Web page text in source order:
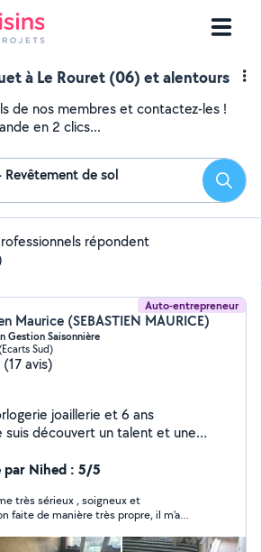
à Le Rouret (06) et alentours
de nos membres et contactez-les !
en 2 clics...
Revêtement de sol
répondent
Auto-entrepreneur
Maurice (SEBASTIEN MAURICE)
Gestion Saisonnière
Sud)
(17 avis)
joaillerie et 6 ans
suis découvert un talent et une
saisonnière. j'ai donc créer
Vente et Gestion
les personnes, qui souhaitent
et en dégager des bénéfices
par Nihed : 5/5
et
faite de manière très propre, il m'a